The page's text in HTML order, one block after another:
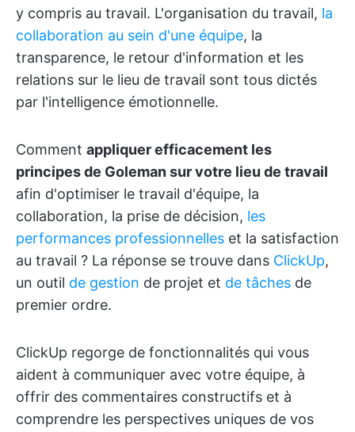
y compris au travail. L'organisation du travail, la
collaboration au sein d'une équipe, la
transparence, le retour d'information et les
relations sur le lieu de travail sont tous dictés
par l'intelligence émotionnelle.
Comment appliquer efficacement les
principes de Goleman sur votre lieu de travail
afin d'optimiser le travail d'équipe, la
collaboration, la prise de décision, les
performances professionnelles et la satisfaction
au travail ? La réponse se trouve dans ClickUp,
un outil de gestion de projet et de tâches de
premier ordre.
ClickUp regorge de fonctionnalités qui vous
aident à communiquer avec votre équipe, à
offrir des commentaires constructifs et à
comprendre les perspectives uniques de vos